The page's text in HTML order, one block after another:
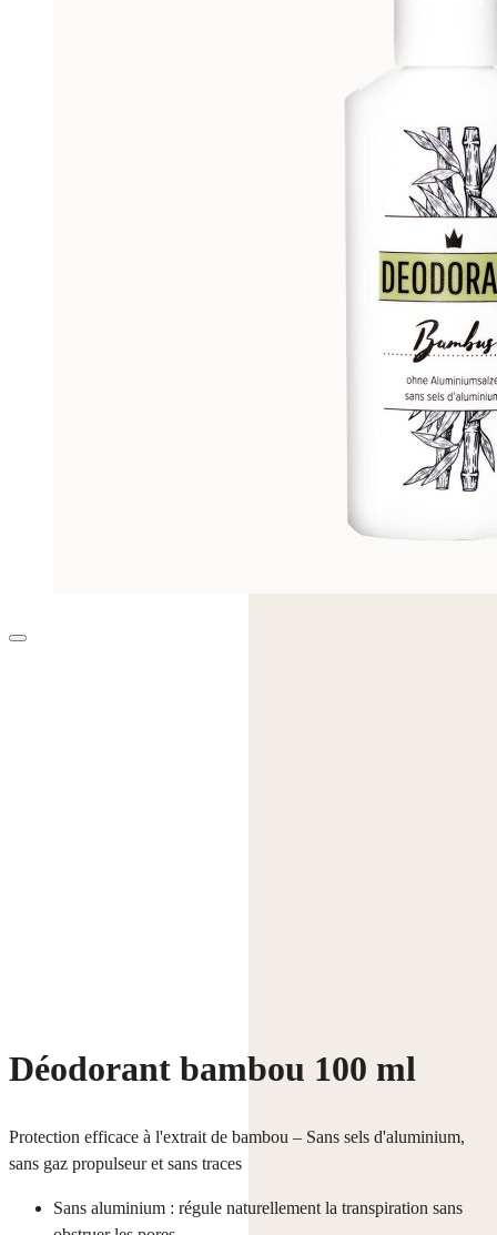
Déodorant bambou 100 ml
Protection efficace à l'extrait de bambou – Sans sels d'aluminium,
sans gaz propulseur et sans traces
Sans aluminium : régule naturellement la transpiration sans